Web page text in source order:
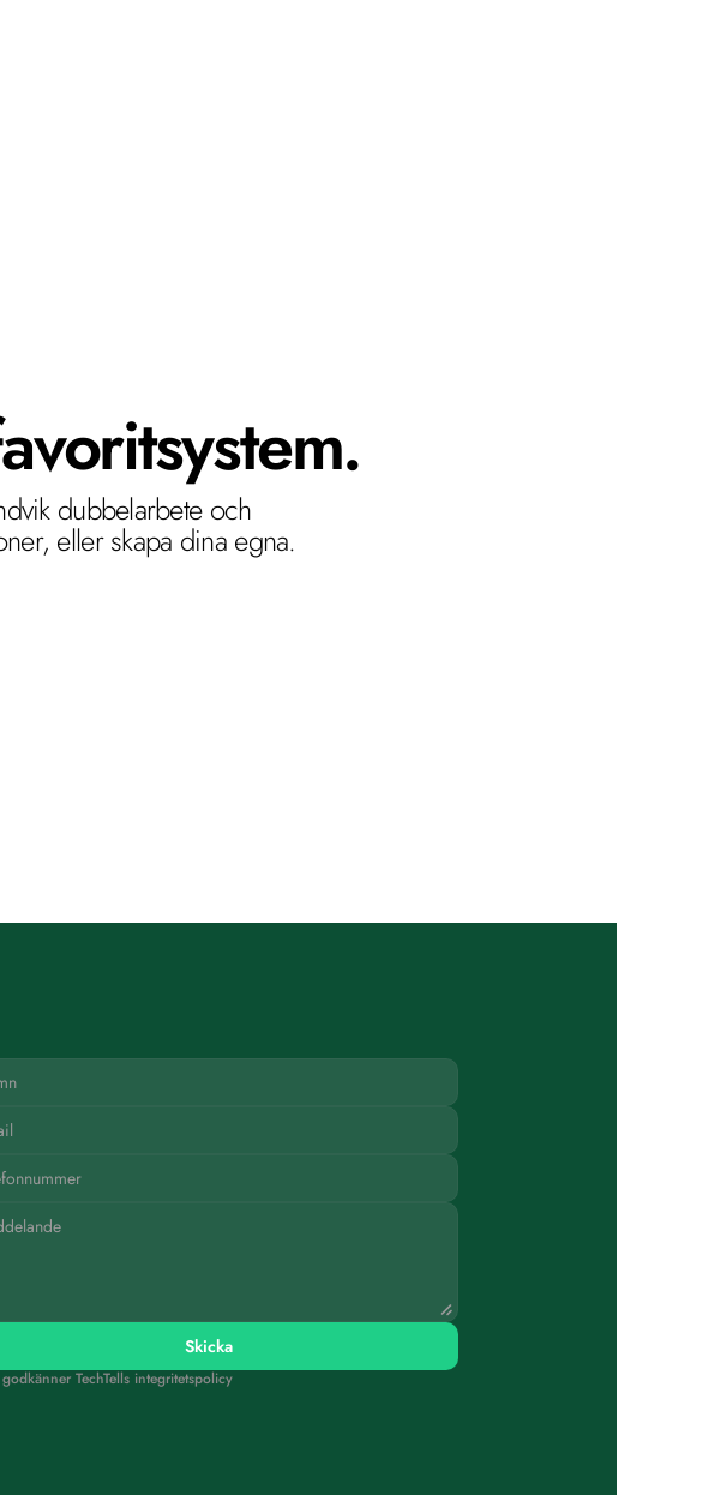
dubbelarbete och
eller skapa dina egna.
Skicka
godkänner TechTells integritetspolicy